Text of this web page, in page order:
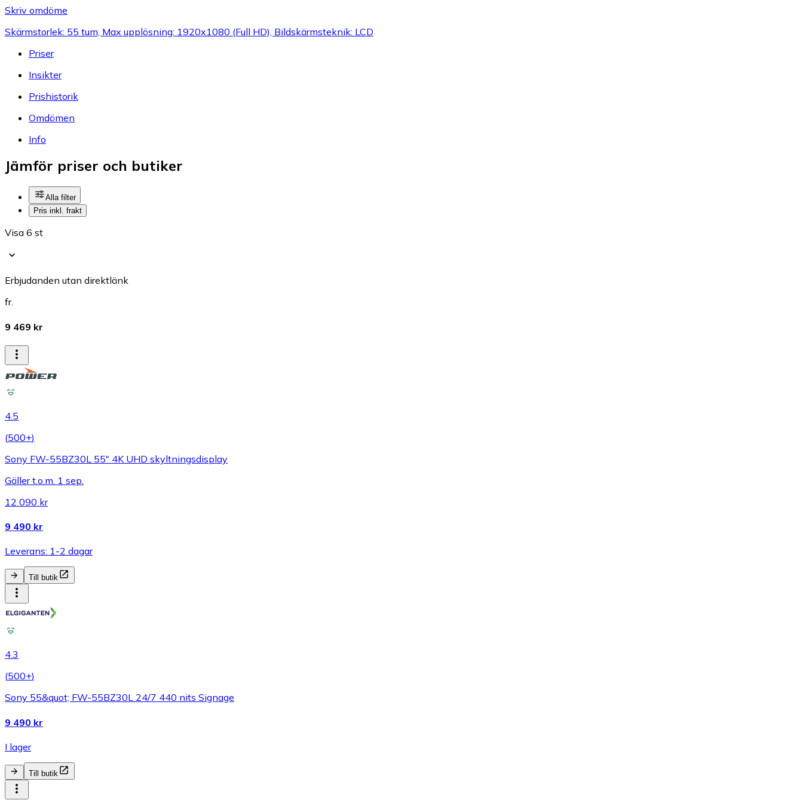
Skriv omdöme
Skärmstorlek: 55 tum, Max upplösning: 1920x1080 (Full HD), Bildskärmsteknik: LCD
Priser
Insikter
Prishistorik
Omdömen
Info
Jämför priser och butiker
Alla filter
Pris inkl. frakt
Visa 6 st
Erbjudanden utan direktlänk
fr.
9 469 kr
4.5
(500+)
Sony FW-55BZ30L 55" 4K UHD skyltningsdisplay
Gäller t.o.m. 1 sep.
12 090 kr
9 490 kr
Leverans: 1-2 dagar
Till butik
4.3
(500+)
Sony 55&quot; FW-55BZ30L 24/7 440 nits Signage
9 490 kr
I lager
Till butik